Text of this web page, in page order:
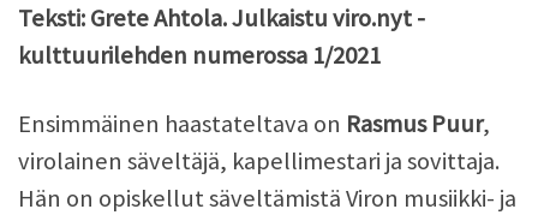
Teksti: Grete Ahtola. Julkaistu viro.nyt -
kulttuurilehden numerossa 1/2021
Ensimmäinen haastateltava on Rasmus Puur,
virolainen säveltäjä, kapellimestari ja sovittaja.
Hän on opiskellut säveltämistä Viron musiikki- ja